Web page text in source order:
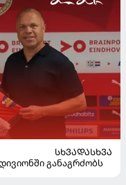
ᲡᲮᲕᲐᲓᲐᲡᲮᲕᲐ
განაგრძობს